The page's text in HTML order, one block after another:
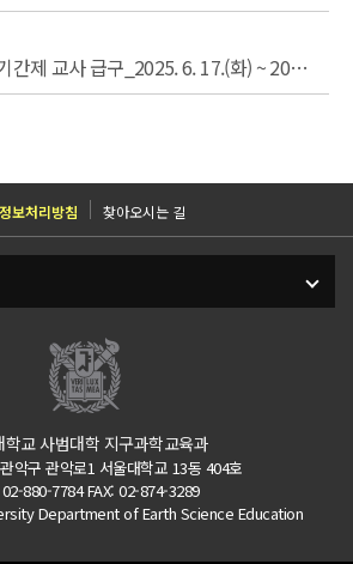
[인천 송도 미송중] 기간제 교사 급구_2025. 6. 17.(화) ~ 2025. 7. 23.(수) 비담임, 2학년 과학
보처리방침 찾아오시는 길
학교 사범대학 지구과학교육과
악구 관악로1 서울대학교 13동 404호
880-7784 FAX: 02-874-3289
Department of Earth Science Education